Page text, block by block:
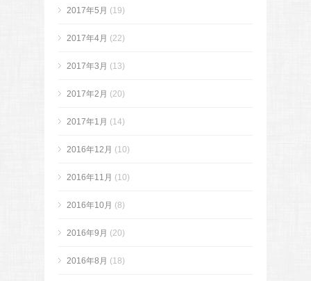
2017年5月 (19)
2017年4月 (22)
2017年3月 (13)
2017年2月 (20)
2017年1月 (14)
2016年12月 (10)
2016年11月 (10)
2016年10月 (8)
2016年9月 (20)
2016年8月 (18)